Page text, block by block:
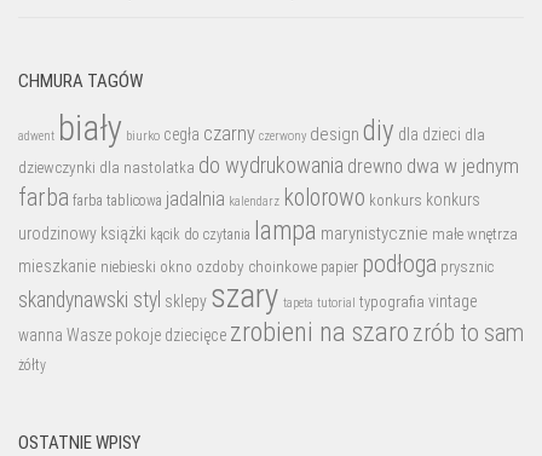
CHMURA TAGÓW
adwent biały biurko cegła czarny czerwony design diy dla dzieci dla
dziewczynki dla nastolatka do wydrukowania drewno dwa w jednym
farba farba tablicowa jadalnia kalendarz kolorowo konkurs konkurs
urodzinowy książki kącik do czytania lampa marynistycznie małe wnętrza
mieszkanie niebieski okno ozdoby choinkowe papier podłoga prysznic
skandynawski styl sklepy szary tapeta tutorial typografia vintage
wanna Wasze pokoje dziecięce zrobieni na szaro zrób to sam
żółty
OSTATNIE WPISY